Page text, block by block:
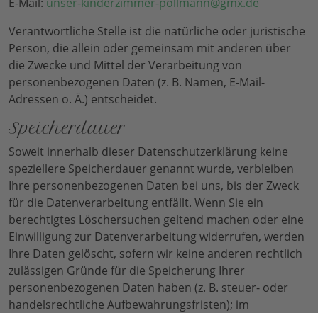
Verantwortliche Stelle ist die natürliche oder juristische
Person, die allein oder gemeinsam mit anderen über
die Zwecke und Mittel der Verarbeitung von
personenbezogenen Daten (z. B. Namen, E-Mail-
Adressen o. Ä.) entscheidet.
Speicherdauer
Soweit innerhalb dieser Datenschutzerklärung keine
speziellere Speicherdauer genannt wurde, verbleiben
Ihre personenbezogenen Daten bei uns, bis der Zweck
für die Datenverarbeitung entfällt. Wenn Sie ein
berechtigtes Löschersuchen geltend machen oder eine
Einwilligung zur Datenverarbeitung widerrufen, werden
Ihre Daten gelöscht, sofern wir keine anderen rechtlich
zulässigen Gründe für die Speicherung Ihrer
personenbezogenen Daten haben (z. B. steuer- oder
handelsrechtliche Aufbewahrungsfristen); im